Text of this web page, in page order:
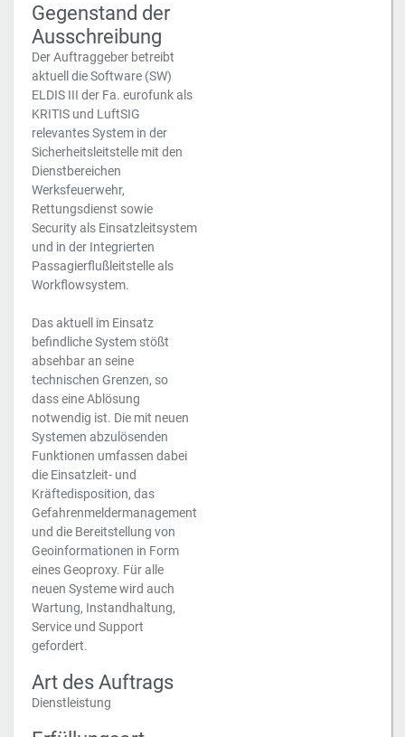
Gegenstand der
Ausschreibung
Der Auftraggeber betreibt
aktuell die Software (SW)
ELDIS III der Fa. eurofunk als
KRITIS und LuftSIG
relevantes System in der
Sicherheitsleitstelle mit den
Dienstbereichen
Werksfeuerwehr,
Rettungsdienst sowie
Security als Einsatzleitsystem
und in der Integrierten
Passagierflußleitstelle als
Workflowsystem.
Das aktuell im Einsatz
befindliche System stößt
absehbar an seine
technischen Grenzen, so
dass eine Ablösung
notwendig ist. Die mit neuen
Systemen abzulösenden
Funktionen umfassen dabei
die Einsatzleit- und
Kräftedisposition, das
Gefahrenmeldermanagement
und die Bereitstellung von
Geoinformationen in Form
eines Geoproxy. Für alle
neuen Systeme wird auch
Wartung, Instandhaltung,
Service und Support
gefordert.
Art des Auftrags
Dienstleistung